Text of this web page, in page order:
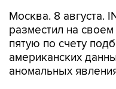
Москва. 8 августа.
разместил на
пятую по счету
американских
аномальных